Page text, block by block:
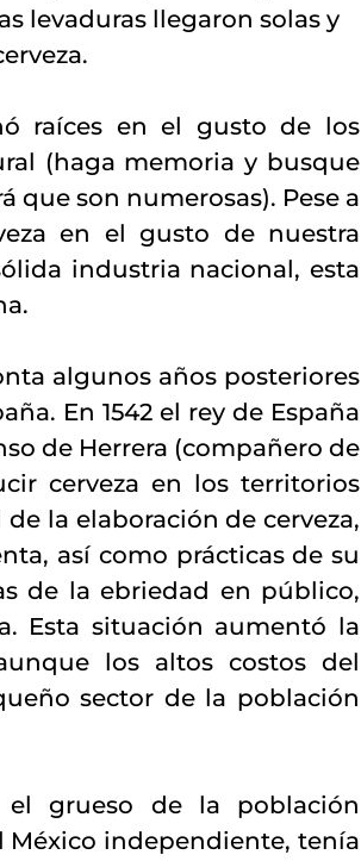
levaduras llegaron solas y
raíces en el gusto de los
(haga memoria y busque
que son numerosas). Pese a
en el gusto de nuestra
industria nacional, esta
algunos años posteriores
En 1542 el rey de España
de Herrera (compañero de
cerveza en los territorios
la elaboración de cerveza,
así como prácticas de su
de la ebriedad en público,
Esta situación aumentó la
los altos costos del
sector de la población
el grueso de la población
México independiente, tenía